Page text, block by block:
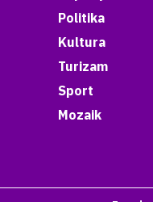
Politika
Kultura
Turizam
Sport
Mozaik